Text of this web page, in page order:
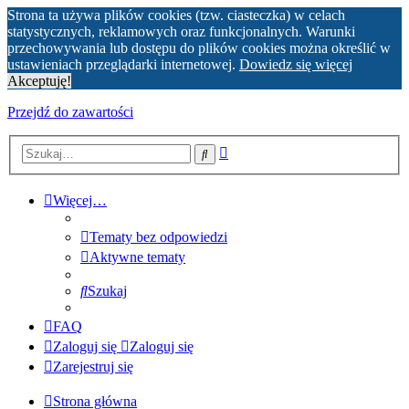
Strona ta używa plików cookies (tzw. ciasteczka) w celach
statystycznych, reklamowych oraz funkcjonalnych. Warunki
przechowywania lub dostępu do plików cookies można określić w
ustawieniach przeglądarki internetowej. Dowiedz się więcej
Akceptuję!
Przejdź do zawartości
Szukaj
Więcej…
Tematy bez odpowiedzi
Aktywne tematy
Szukaj
FAQ
Zaloguj się
Zaloguj się
Zarejestruj się
Strona główna